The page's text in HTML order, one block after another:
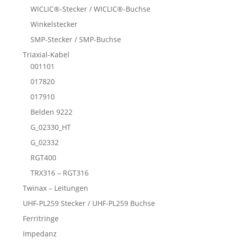
WICLIC®-Stecker / WICLIC®-Buchse
Winkelstecker
SMP-Stecker / SMP-Buchse
Triaxial-Kabel
001101
017820
017910
Belden 9222
G_02330_HT
G_02332
RGT400
TRX316 – RGT316
Twinax – Leitungen
UHF-PL259 Stecker / UHF-PL259 Buchse
Ferritringe
Impedanz